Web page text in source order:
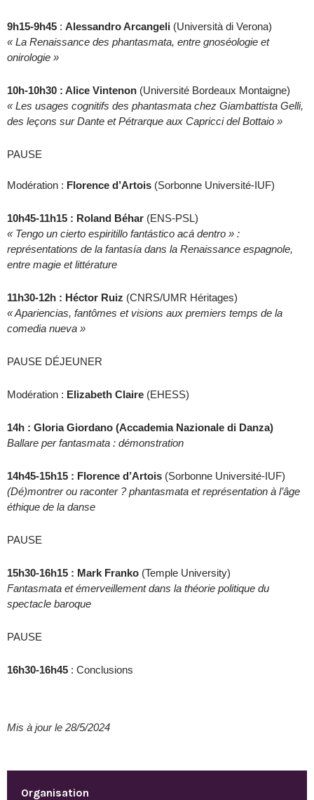
9h15-9h45 : Alessandro Arcangeli (Università di Verona)
« La Renaissance des phantasmata, entre gnoséologie et
onirologie »
10h-10h30 : Alice Vintenon (Université Bordeaux Montaigne)
« Les usages cognitifs des phantasmata chez Giambattista Gelli,
des leçons sur Dante et Pétrarque aux Capricci del Bottaio »
PAUSE
Modération : Florence d’Artois (Sorbonne Université-IUF)
10h45-11h15 : Roland Béhar (ENS-PSL)
« Tengo un cierto espiritillo fantástico acá dentro » :
représentations de la fantasía dans la Renaissance espagnole,
entre magie et littérature
11h30-12h : Héctor Ruiz (CNRS/UMR Héritages)
« Apariencias, fantômes et visions aux premiers temps de la
comedia nueva »
PAUSE DÉJEUNER
Modération : Elizabeth Claire (EHESS)
14h : Gloria Giordano (Accademia Nazionale di Danza)
Ballare per fantasmata : démonstration
14h45-15h15 : Florence d’Artois (Sorbonne Université-IUF)
(Dé)montrer ou raconter ? phantasmata et représentation à l’âge
éthique de la danse
PAUSE
15h30-16h15 : Mark Franko (Temple University)
Fantasmata et émerveillement dans la théorie politique du
spectacle baroque
PAUSE
16h30-16h45 : Conclusions
Mis à jour le 28/5/2024
Organisation